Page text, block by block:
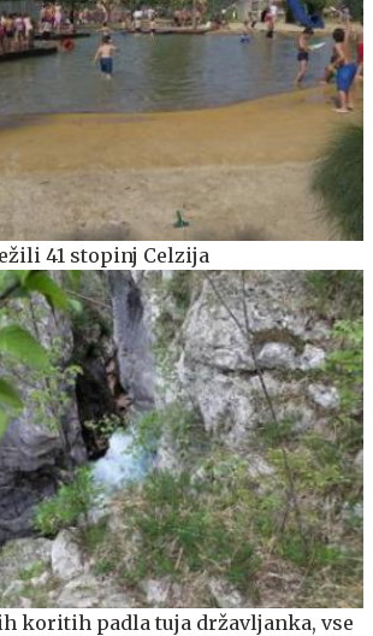
41 stopinj Celzija
koritih padla tuja državljanka, vse